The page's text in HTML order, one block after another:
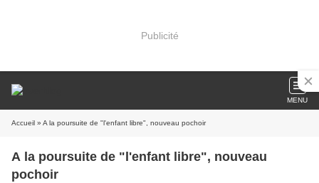
Publicité
MENU
Accueil » A la poursuite de "l'enfant libre", nouveau pochoir
A la poursuite de "l'enfant libre", nouveau
pochoir